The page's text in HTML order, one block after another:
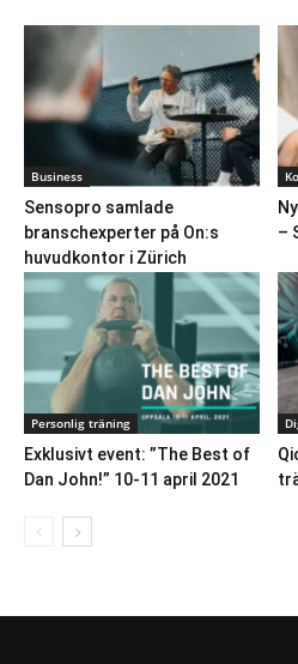
Business
Sensopro samlade
branschexperter på On:s
huvudkontor i Zürich
–
Personlig träning
Exklusivt event: ”The Best of
Dan John!” 10-11 april 2021